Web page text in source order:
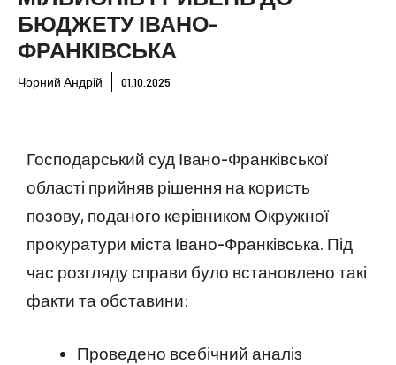
БЮДЖЕТУ ІВАНО-
ФРАНКІВСЬКА
Чорний Андрій 01.10.2025
Господарський суд Івано-Франківської
області прийняв рішення на користь
позову, поданого керівником Окружної
прокуратури міста Івано-Франківська. Під
час розгляду справи було встановлено такі
факти та обставини:
Проведено всебічний аналіз